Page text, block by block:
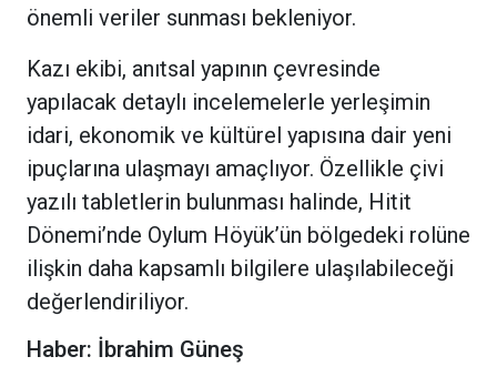
önemli veriler sunması bekleniyor.
Kazı ekibi, anıtsal yapının çevresinde
yapılacak detaylı incelemelerle yerleşimin
idari, ekonomik ve kültürel yapısına dair yeni
ipuçlarına ulaşmayı amaçlıyor. Özellikle çivi
yazılı tabletlerin bulunması halinde, Hitit
Dönemi’nde Oylum Höyük’ün bölgedeki rolüne
ilişkin daha kapsamlı bilgilere ulaşılabileceği
değerlendiriliyor.
Haber: İbrahim Güneş